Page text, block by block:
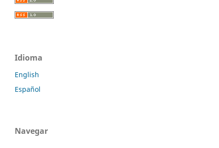
Idioma
English
Español
Navegar